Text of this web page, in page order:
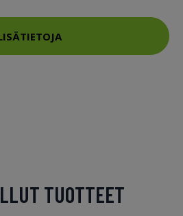
TUOTTEET